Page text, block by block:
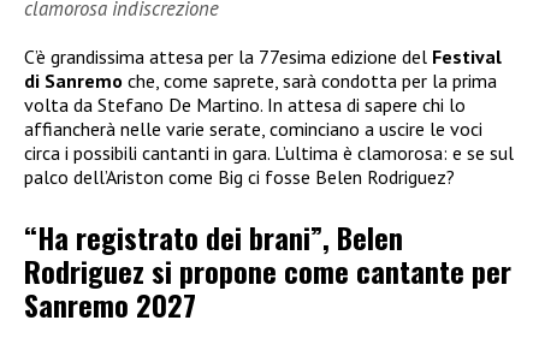
clamorosa indiscrezione
C’è grandissima attesa per la 77esima edizione del Festival
di Sanremo che, come saprete, sarà condotta per la prima
volta da Stefano De Martino. In attesa di sapere chi lo
affiancherà nelle varie serate, cominciano a uscire le voci
circa i possibili cantanti in gara. L’ultima è clamorosa: e se sul
palco dell’Ariston come Big ci fosse Belen Rodriguez?
“Ha registrato dei brani”, Belen
Rodriguez si propone come cantante per
Sanremo 2027